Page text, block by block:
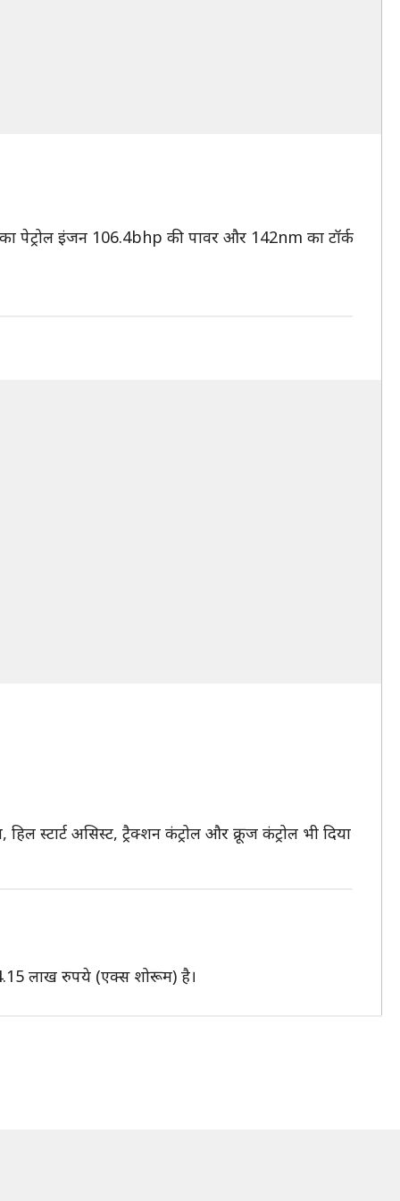
पेट्रोल इंजन 106.4bhp की पावर और 142nm का टॉर्क
स्टार्ट असिस्ट, ट्रैक्शन कंट्रोल और क्रूज कंट्रोल भी दिया
लाख रुपये (एक्स शोरूम) है।